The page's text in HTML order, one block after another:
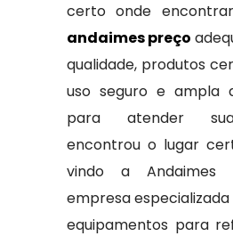
certo onde
andaimes preço
qualidade, produtos
uso seguro e ampla
para atender
encontrou o lugar
vindo a Andaimes
empresa
equipamentos para